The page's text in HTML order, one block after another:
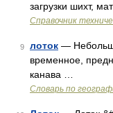
загрузки шихт,
Справочник
9 лоток —
временное,
канава …
Словарь по